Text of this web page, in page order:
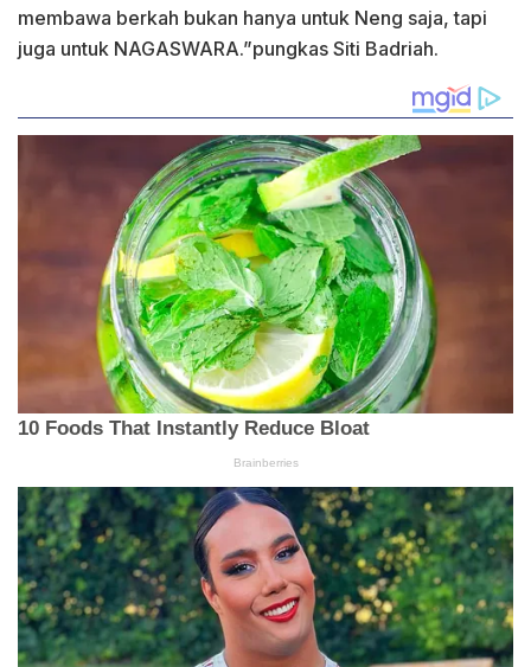
membawa berkah bukan hanya untuk Neng saja, tapi
juga untuk NAGASWARA.”pungkas Siti Badriah.